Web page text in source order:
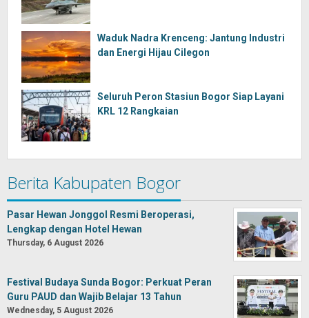
Waduk Nadra Krenceng: Jantung Industri
dan Energi Hijau Cilegon
Seluruh Peron Stasiun Bogor Siap Layani
KRL 12 Rangkaian
Berita Kabupaten Bogor
Pasar Hewan Jonggol Resmi Beroperasi,
Lengkap dengan Hotel Hewan
Thursday, 6 August 2026
Festival Budaya Sunda Bogor: Perkuat Peran
Guru PAUD dan Wajib Belajar 13 Tahun
Wednesday, 5 August 2026